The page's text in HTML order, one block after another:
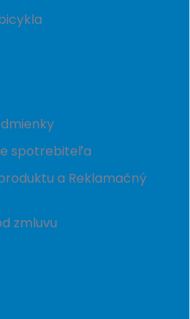
spotrebiteľa
a Reklamačný
zmluvu